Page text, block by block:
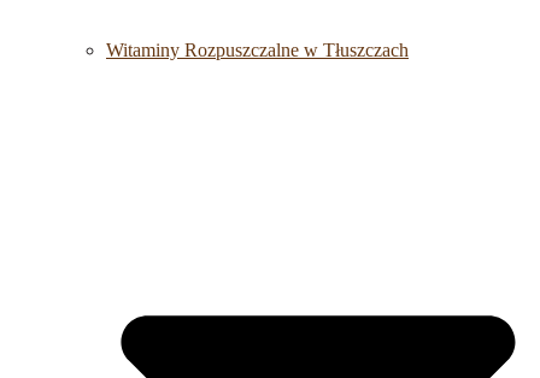
Witaminy Rozpuszczalne w Tłuszczach